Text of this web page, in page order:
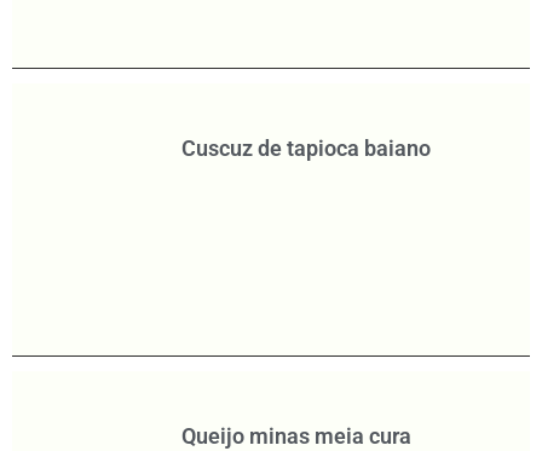
Cuscuz de tapioca baiano
Queijo minas meia cura